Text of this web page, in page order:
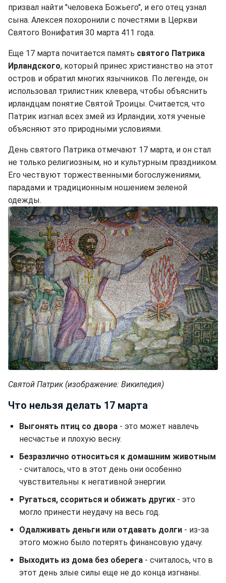
призвал найти "человека Божьего", и его отец узнал
сына. Алексея похоронили с почестями в Церкви
Святого Вонифатия 30 марта 411 года.
Еще 17 марта почитается память святого Патрика
Ирландского, который принес христианство на этот
остров и обратил многих язычников. По легенде, он
использовал трилистник клевера, чтобы объяснить
ирландцам понятие Святой Троицы. Считается, что
Патрик изгнал всех змей из Ирландии, хотя ученые
объясняют это природными условиями.
День святого Патрика отмечают 17 марта, и он стал
не только религиозным, но и культурным праздником.
Его чествуют торжественными богослужениями,
парадами и традиционным ношением зеленой
одежды.
Святой Патрик (изображение: Википедия)
Что нельзя делать 17 марта
Выгонять птиц со двора - это может навлечь
несчастье и плохую весну.
Безразлично относиться к домашним животным
- считалось, что в этот день они особенно
чувствительны к негативной энергии.
Ругаться, ссориться и обижать других - это
могло принести неудачу на весь год.
Одалживать деньги или отдавать долги - из-за
этого можно было потерять финансовую удачу.
Выходить из дома без оберега - считалось, что в
этот день злые силы еще не до конца изгнаны.